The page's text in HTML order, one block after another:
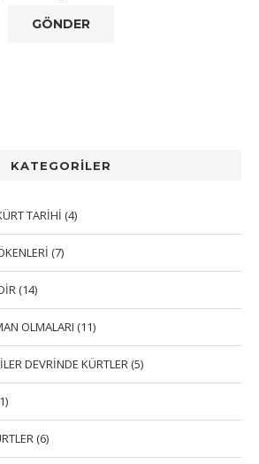
KATEGORİLER
TARİHİ (4)
(7)
(14)
OLMALARI (11)
DEVRİNDE KÜRTLER (5)
(6)